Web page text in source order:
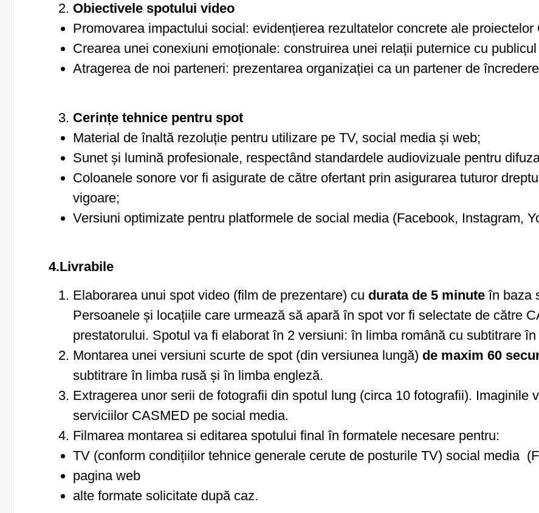
Obiectivele spotului video
Promovarea impactului social: evidențierea rezultatelor concrete ale proiectelor
Crearea unei conexiuni emoționale: construirea unei relații puternice cu
Atragerea de noi parteneri: prezentarea organizației ca un partener de
Cerințe tehnice pentru spot
Material de înaltă rezoluție pentru utilizare pe TV, social media și web;
Sunet și lumină profesionale, respectând standardele audiovizuale pentru
Coloanele sonore vor fi asigurate de către ofertant prin asigurarea tuturor
vigoare;
Versiuni optimizate pentru platformele de social media (Facebook, Instagram,
4.Livrabile
Elaborarea unui spot video (film de prezentare) cu durata de 5 minute în baza
Persoanele și locațiile care urmează să apară în spot vor fi selectate de către
prestatorului. Spotul va fi elaborat în 2 versiuni: în limba română cu subtitrare
Montarea unei versiuni scurte de spot (din versiunea lungă) de maxim 60
subtitrare în limba rusă și în limba engleză.
Extragerea unor serii de fotografii din spotul lung (circa 10 fotografii). Imaginile
serviciilor CASMED pe social media.
Filmarea montarea si editarea spotului final în formatele necesare pentru:
TV (conform condițiilor tehnice generale cerute de posturile TV) social media
pagina web
alte formate solicitate după caz.